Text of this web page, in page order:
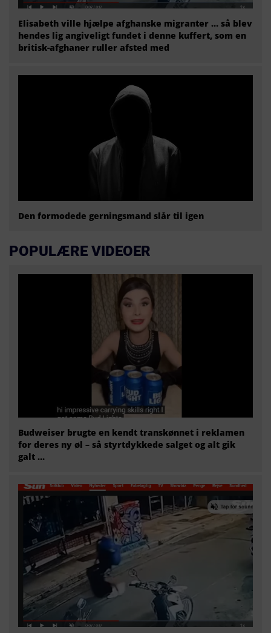
Elisabeth ville hjælpe afghanske migranter … så blev
hendes lig angiveligt fundet i denne kuffert, som en
britisk-afghaner ruller afsted med
Den formodede gerningsmand slår til igen
POPULÆRE VIDEOER
Budweiser brugte en kendt transkønnet i reklamen
for deres ny øl – så styrtdykkede salget og alt gik
galt …